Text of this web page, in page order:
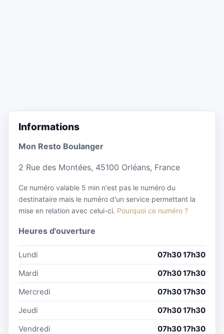
Informations
Mon Resto Boulanger
2 Rue des Montées, 45100 Orléans, France
Ce numéro valable 5 min n'est pas le numéro du
destinataire mais le numéro d'un service permettant la
mise en relation avec celui-ci. Pourquoi ce numéro ?
Heures d'ouverture
Lundi
07h30 17h30
Mardi
07h30 17h30
Mercredi
07h30 17h30
Jeudi
07h30 17h30
Vendredi
07h30 17h30